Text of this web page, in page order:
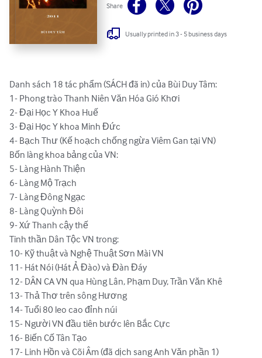
Share
Usually printed in 3 - 5 business days
Danh sách 18 tác phẩm (SÁCH đã in) của Bùi Duy Tâm:
1- Phong trào Thanh Niên Văn Hóa Gió Khơi
2- Đại Học Y Khoa Huế
3- Đại Học Y khoa Minh Đức
4- Bạch Thư (Kế hoạch chống ngừa Viêm Gan tại VN)
Bốn làng khoa bảng của VN:
5- Làng Hành Thiện
6- Làng Mộ Trạch
7- Làng Đông Ngạc
8- Làng Quỳnh Đôi
9- Xứ Thanh cậy thế
Tinh thần Dân Tộc VN trong:
10- Kỹ thuật và Nghệ Thuật Sơn Mài VN
11- Hát Nói (Hát Ả Đào) và Đàn Đáy
12- DÂN CA VN qua Hùng Lân, Phạm Duy, Trần Văn Khê
13- Thả Thơ trên sông Hương
14- Tuổi 80 leo cao đỉnh núi
15- Người VN đầu tiên bước lên Bắc Cực
16- Biến Cố Tân Tạo
17- Linh Hồn và Cõi Âm (đã dịch sang Anh Văn phần 1)